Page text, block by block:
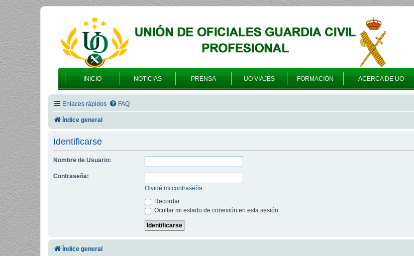
INICIO NOTICIAS PRENSA UO VIAJES FORMACIÓN ACERCA DE UO
Enlaces rápidos FAQ
Índice general
Identificarse
Nombre de Usuario:
Contraseña:
Olvidé mi contraseña
Recordar
Ocultar mi estado de conexión en esta sesión
Índice general